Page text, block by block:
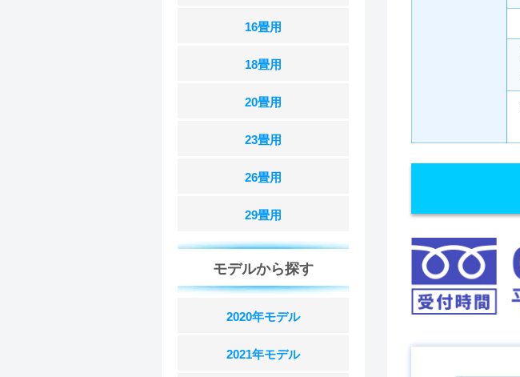
16畳用
18畳用
20畳用
23畳用
26畳用
29畳用
モデルから探す
2020年モデル
2021年モデル